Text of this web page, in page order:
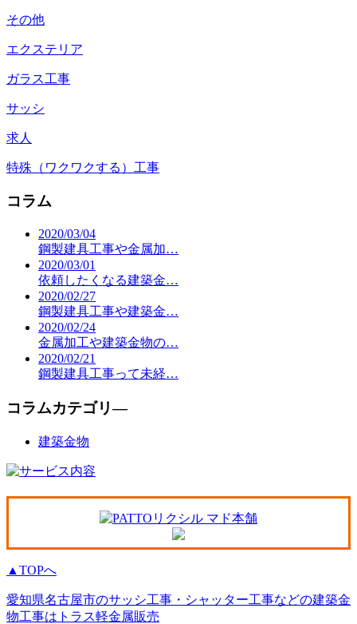
その他
エクステリア
ガラス工事
サッシ
求人
特殊（ワクワクする）工事
コラム
2020/03/04
鋼製建具工事や金属加…
2020/03/01
依頼したくなる建築金…
2020/02/27
鋼製建具工事や建築金…
2020/02/24
金属加工や建築金物の…
2020/02/21
鋼製建具工事って未経…
コラムカテゴリ―
建築金物
▲TOPへ
愛知県名古屋市のサッシ工事・シャッター工事などの建築金
物工事はトラス軽金属販売